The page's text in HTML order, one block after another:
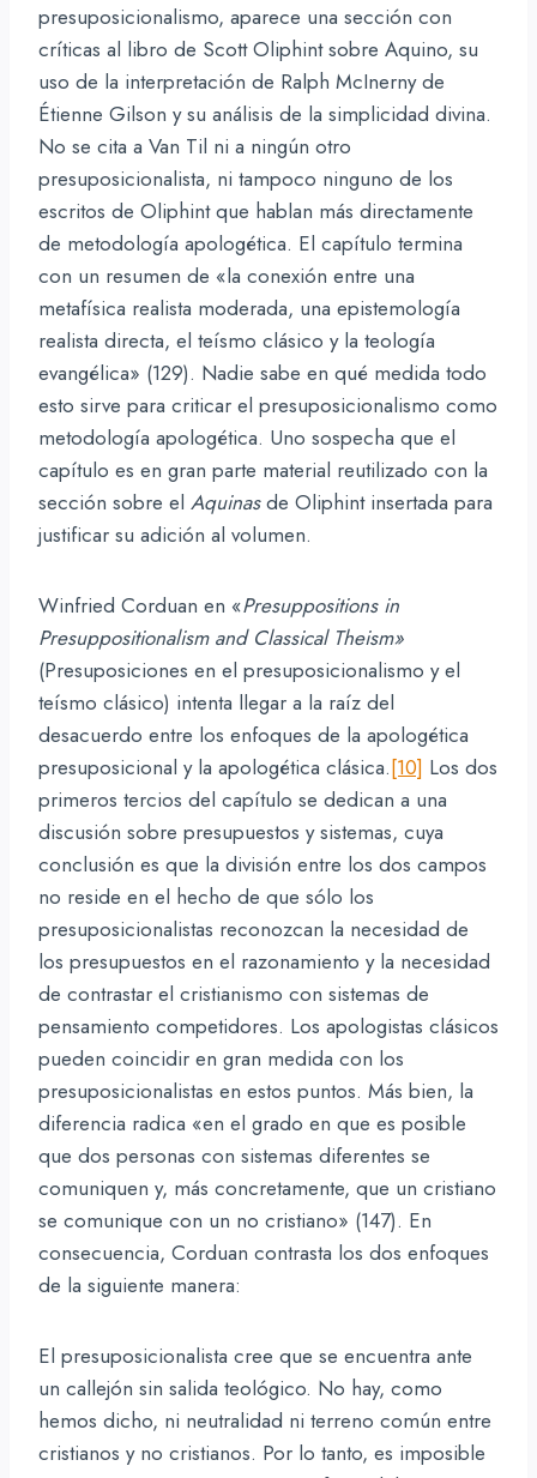
presuposicionalismo, aparece una sección con
críticas al libro de Scott Oliphint sobre Aquino, su
uso de la interpretación de Ralph McInerny de
Étienne Gilson y su análisis de la simplicidad divina.
No se cita a Van Til ni a ningún otro
presuposicionalista, ni tampoco ninguno de los
escritos de Oliphint que hablan más directamente
de metodología apologética. El capítulo termina
con un resumen de «la conexión entre una
metafísica realista moderada, una epistemología
realista directa, el teísmo clásico y la teología
evangélica» (129). Nadie sabe en qué medida todo
esto sirve para criticar el presuposicionalismo como
metodología apologética. Uno sospecha que el
capítulo es en gran parte material reutilizado con la
sección sobre el Aquinasde Oliphint insertada para
justificar su adición al volumen.
Winfried Corduan en «Presuppositions in
Presuppositionalism and Classical Theism»
(Presuposiciones en el presuposicionalismo y el
teísmo clásico) intenta llegar a la raíz del
desacuerdo entre los enfoques de la apologética
presuposicional y la apologética clásica.[10] Los dos
primeros tercios del capítulo se dedican a una
discusión sobre presupuestos y sistemas, cuya
conclusión es que la división entre los dos campos
no reside en el hecho de que sólo los
presuposicionalistas reconozcan la necesidad de
los presupuestos en el razonamiento y la necesidad
de contrastar el cristianismo con sistemas de
pensamiento competidores. Los apologistas clásicos
pueden coincidir en gran medida con los
presuposicionalistas en estos puntos. Más bien, la
diferencia radica «en el grado en que es posible
que dos personas con sistemas diferentes se
comuniquen y, más concretamente, que un cristiano
se comunique con un no cristiano» (147). En
consecuencia, Corduan contrasta los dos enfoques
de la siguiente manera:
El presuposicionalista cree que se encuentra ante
un callejón sin salida teológico. No hay, como
hemos dicho, ni neutralidad ni terreno común entre
cristianos y no cristianos. Por lo tanto, es imposible